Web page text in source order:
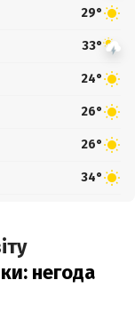
29°
33°
24°
26°
26°
34°
негода